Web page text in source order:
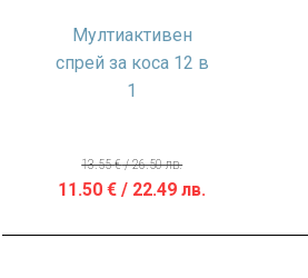
Мултиактивен
спрей за коса 12 в
1
13.55€/ 26.50 лв.
Original
11.50€ / 22.49 лв.